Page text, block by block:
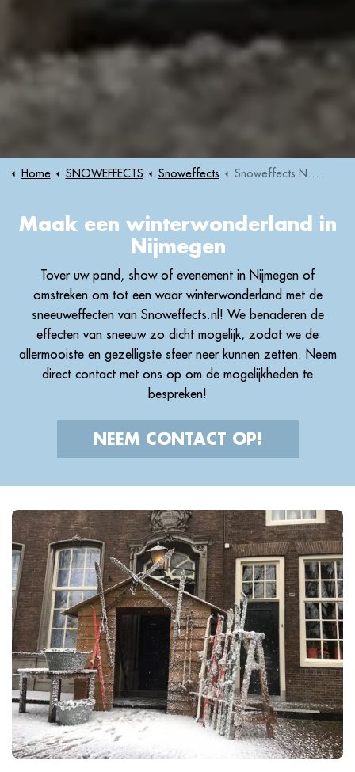
Home SNOWEFFECTS Snoweffects Snoweffects Nijmegen
Maak een winterwonderland in
Nijmegen
Tover uw pand, show of evenement in Nijmegen of
omstreken om tot een waar winterwonderland met de
sneeuweffecten van Snoweffects.nl! We benaderen de
effecten van sneeuw zo dicht mogelijk, zodat we de
allermooiste en gezelligste sfeer neer kunnen zetten. Neem
direct contact met ons op om de mogelijkheden te
bespreken!
NEEM CONTACT OP!